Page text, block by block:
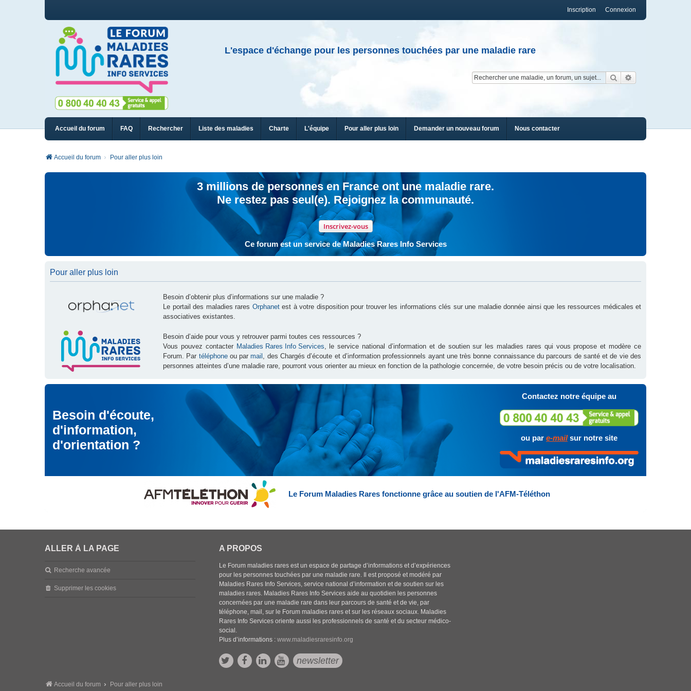
Connexion
Inscription
L'espace d'échange pour les personnes touchées par une maladie rare
Rechercher
Accueil du forum FAQ Rechercher Liste des maladies Charte L'équipe Pour aller plus loin Demander un nouveau forum Nous contacter
Accueil du forum Pour aller plus loin
3 millions de personnes en France ont une maladie rare.
Ne restez pas seul(e). Rejoignez la communauté.
Inscrivez-vous
Ce forum est un service de Maladies Rares Info Services
Pour aller plus loin
Besoin d’obtenir plus d’informations sur une maladie ?
Le portail des maladies rares Orphanetest à votre disposition pour trouver les informations clés sur une maladie donnée ainsi que les ressources médicales et
associatives existantes.
Besoin d’aide pour vous y retrouver parmi toutes ces ressources ?
Vous pouvez contacter Maladies Rares Info Services, le service national d’information et de soutien sur les maladies rares qui vous propose et modère ce
Forum. Par téléphoneou parmail , des Chargés d’écoute et d’information professionnels ayant une très bonne connaissance du parcours de santé et de vie des
personnes atteintes d’une maladie rare, pourront vous orienter au mieux en fonction de la pathologie concernée, de votre besoin précis ou de votre localisation.
Besoin d'écoute,
d'information,
d'orientation ?
Contactez notre équipe au
ou par e-mailsur notre site
Le Forum Maladies Rares fonctionne grâce au soutien de l'AFM-Téléthon
ALLER À LA PAGE
Recherche avancée
Supprimer les cookies
A PROPOS
Le Forum maladies rares est un espace de partage d’informations et d’expériences
pour les personnes touchées par une maladie rare. Il est proposé et modéré par
Maladies Rares Info Services, service national d’information et de soutien sur les
maladies rares. Maladies Rares Info Services aide au quotidien les personnes
concernées par une maladie rare dans leur parcours de santé et de vie, par
téléphone, mail, sur le Forum maladies rares et sur les réseaux sociaux. Maladies
Rares Info Services oriente aussi les professionnels de santé et du secteur médico-
social.
Plus d’informations :www.maladiesraresinfo.org
newsletter
Accueil du forum Pour aller plus loin